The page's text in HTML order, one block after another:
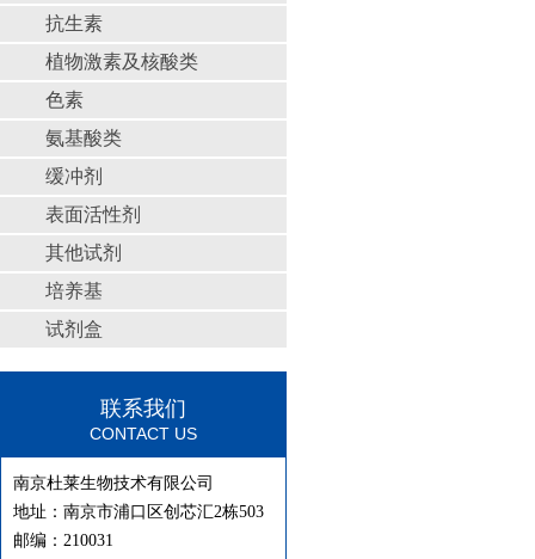
抗生素
植物激素及核酸类
色素
氨基酸类
缓冲剂
表面活性剂
其他试剂
培养基
试剂盒
联系我们
CONTACT US
南京杜莱生物技术有限公司
地址：南京市浦口区创芯汇2栋503
邮编：210031